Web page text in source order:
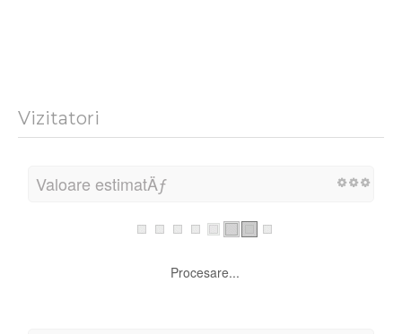
Vizitatori
Valoare estimatÄƒ
Procesare...